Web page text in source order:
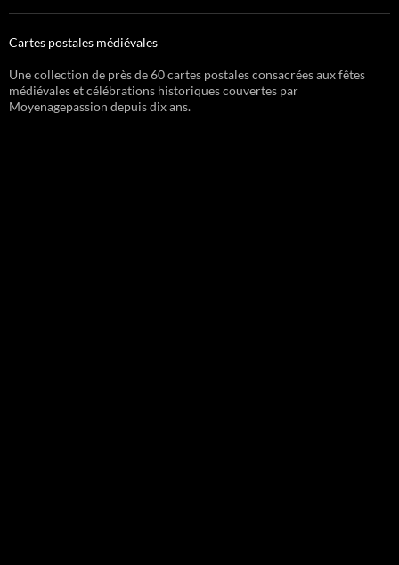
Cartes postales médiévales
Une collection de près de 60 cartes postales consacrées aux fêtes
médiévales et célébrations historiques couvertes par
Moyenagepassion depuis dix ans.